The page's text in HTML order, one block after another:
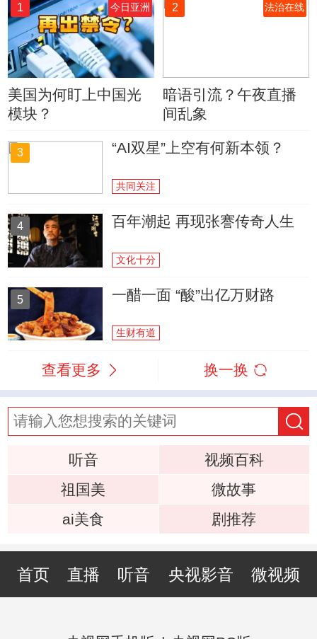
1 今日亚洲
美国为何盯上中国光
模块？
2 法治在线
暗语引流？午夜直播
间乱象
3 “AI双星”上空有何新本领？
共同关注
4 百年潮起 再现张謇传奇人生
文化十分
5 一醋一面 “酸”出亿万财路
生财有道
查看更多 换一换
听音
视频百科
祖国美
微故事
ai美食
剧推荐
首页 直播 听音 央视影音 微视频